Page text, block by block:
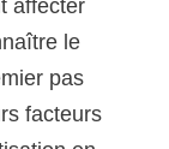
affecter
le
pas
facteurs